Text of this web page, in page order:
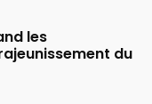
les
du